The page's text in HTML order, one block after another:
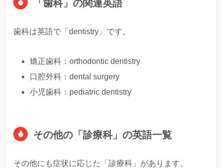
「歯科」の関連英語
歯科は英語で「dentistry」です。
矯正歯科：orthodontic dentistry
口腔外科：dental surgery
小児歯科：pediatric dentistry
その他の「診療科」の英語一覧
その他にも症状に応じた「診療科」があります。